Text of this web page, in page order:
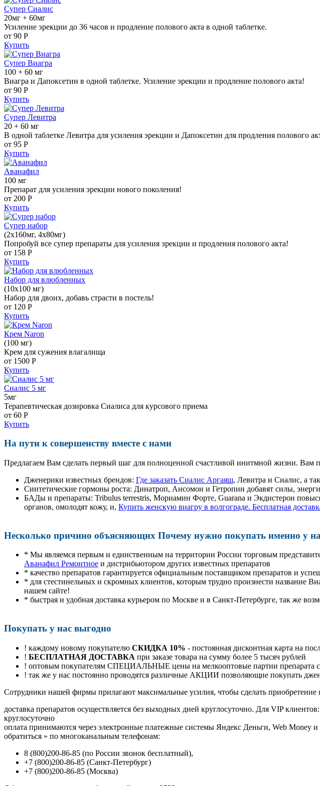
Супер Сиалис
20мг + 60мг
Усиление эрекции до 36 часов и продление полового акта в одной таблетке.
от 90 Р
Купить
Супер Виагра
100 + 60 мг
Виагра и Дапоксетин в одной таблетке. Усиление эрекции и продление полового акта!
от 90 Р
Купить
Супер Левитра
20 + 60 мг
В одной таблетке Левитра для усиления эрекции и Дапоксетин для продления полового
от 95 Р
Купить
Аванафил
100 мг
Препарат для усиления эрекции нового поколения!
от 200 Р
Купить
Супер набор
(2х160мг, 4х80мг)
Попробуй все супер препараты для усиления эрекции и продления полового акта!
от 158 Р
Купить
Набор для влюбленных
(10х100 мг)
Набор для двоих, добавь страсти в постель!
от 120 Р
Купить
Крем Naron
(100 мг)
Крем для сужения влагалища
от 1500 Р
Купить
Сиалис 5 мг
5мг
Терапевтическая дозировка Сиалиса для курсового приема
от 60 Р
Купить
На пути к совершенству вместе с нами
Предлагаем Вам сделать первый шаг для полноценной счастливой инитмной жизни. Вам
Дженерики известных брендов: Где заказать Сиалис Аргаяш, Левитра и Сиалис, а
Синтетические гормоны роста: Динатроп, Ансомон и Гетропин добавят силы,
БАДы и препараты: Tribulus terrestris, Мориамин Форте, Guarana и Экдистерон
органов, омолодят кожу, и, Купить женскую виагру в волгограде. Бесплатная
Несколько причино объясняющих Почему нужно покупать именно у
* Мы являемся первым и единственным на территории России торговым
Аванафил Ремонтное и дистрибьютором других известных препаратов
* качество препаратов гарантируется официальным поставщиком препаратов и
* для стестинельных и скромных клиентов, которым трудно произнести название
нашем сайте!
* быстрая и удобная доставка курьером по Москве и в Санкт-Петербурге, так же
Покупать у нас выгодно
! каждому новому покупателю СКИДКА 10% - постоянная дисконтная карта на
! БЕСПЛАТНАЯ ДОСТАВКА при заказе товара на сумму более 5 тысяч рублей
! оптовым покупателям СПЕЦИАЛЬНЫЕ цены на мелкооптовые партии препарата с
! так же у нас постоянно проводятся различные АКЦИИ позволяющие покупать
Cотрудники нашей фирмы прилагают максимальные усилия, чтобы сделать приобретение
доставка препаратов осуществляется без выходных дней круглосуточно. Для VIP
круглосуточно
оплата принимаются через электронные платежные системы Яндекс Деньги, Web Money
обратиться » по многоканальным телефонам:
8 (800)200-86-85 (по России звонок бесплатный),
+7 (800)200-86-85 (Санкт-Петербург)
+7 (800)200-86-85 (Москва)